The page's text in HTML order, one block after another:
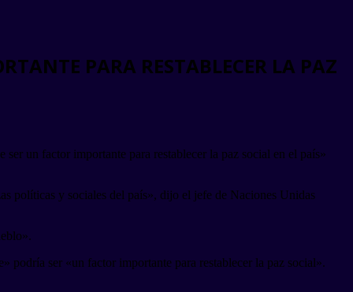
PARA RESTABLECER LA PAZ
un factor importante para restablecer la paz social en el país»
políticas y sociales del país», dijo el jefe de Naciones Unidas
podría ser «un factor importante para restablecer la paz social».